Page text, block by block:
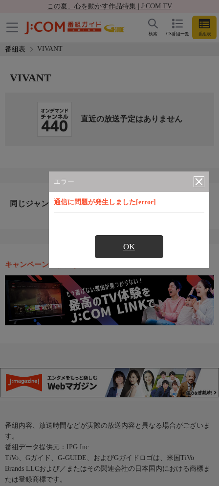
この夏、心を動かす作品特集 | J:COM TV
CS番組一覧 番組表
検索
番組表 VIVANT
エラー
通信に問題が発生しました[error]
OK
VIVANT
直近の放送予定はありません
同じジャンルのおすすめ番組
キャンペーン・お得な情報
番組内容、放送時間などが実際の放送内容と異なる場合がございま
す。
番組データ提供元：IPG Inc.
TiVo、Gガイド、G-GUIDE、およびGガイドロゴは、米国TiVo
Brands LLCおよび／またはその関連会社の日本国内における商標ま
たは登録商標です。